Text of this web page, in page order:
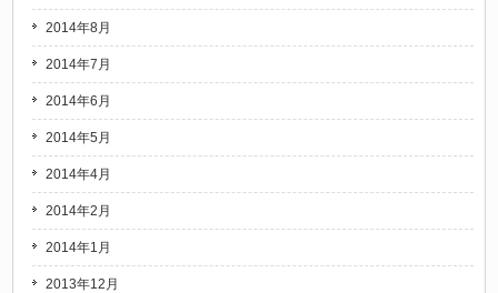
2014年8月
2014年7月
2014年6月
2014年5月
2014年4月
2014年2月
2014年1月
2013年12月